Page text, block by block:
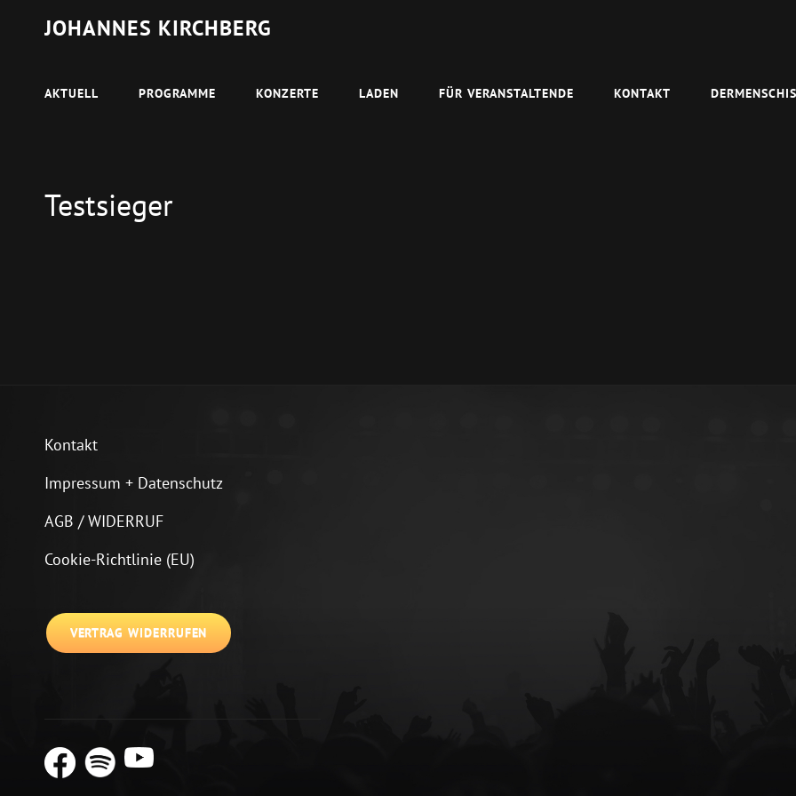
JOHANNES KIRCHBERG
AKTUELL PROGRAMME KONZERTE LADEN FÜR VERANSTALTENDE KONTAKT
Testsieger
Kontakt
Impressum + Datenschutz
AGB / WIDERRUF
Cookie-Richtlinie (EU)
VERTRAG WIDERRUFEN